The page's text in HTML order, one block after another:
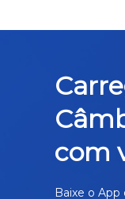
com
Baixe o